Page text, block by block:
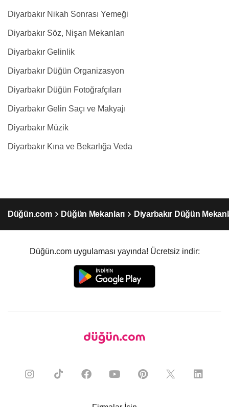
Diyarbakır Nikah Sonrası Yemeği
Diyarbakır Söz, Nişan Mekanları
Diyarbakır Gelinlik
Diyarbakır Düğün Organizasyon
Diyarbakır Düğün Fotoğrafçıları
Diyarbakır Gelin Saçı ve Makyajı
Diyarbakır Müzik
Diyarbakır Kına ve Bekarlığa Veda
Düğün.com Düğün Mekanları Diyarbakır Düğün
Düğün.com uygulaması yayında! Ücretsiz indir: